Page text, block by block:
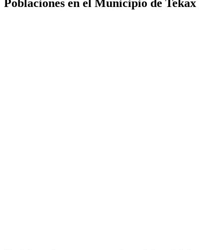
Poblaciones en el Municipio de Tekax